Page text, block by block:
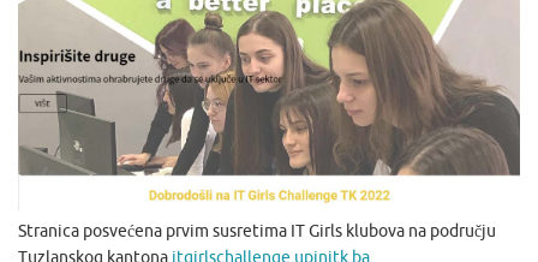
Stranica posvećena prvim susretima IT Girls klubova na području
Tuzlanskog kantona itgirlschallenge.upinitk.ba